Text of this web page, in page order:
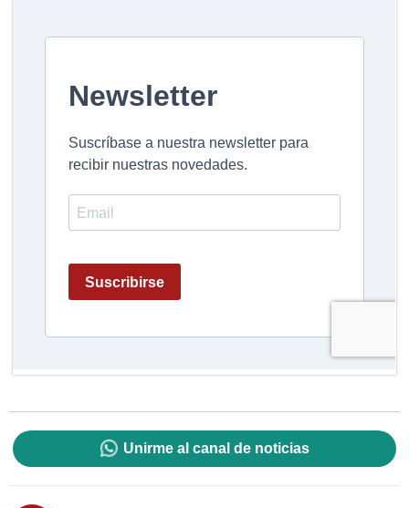
Unirme al canal de noticias